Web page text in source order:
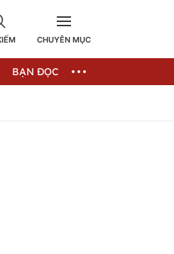
CHUYÊN MỤC
BẠN ĐỌC